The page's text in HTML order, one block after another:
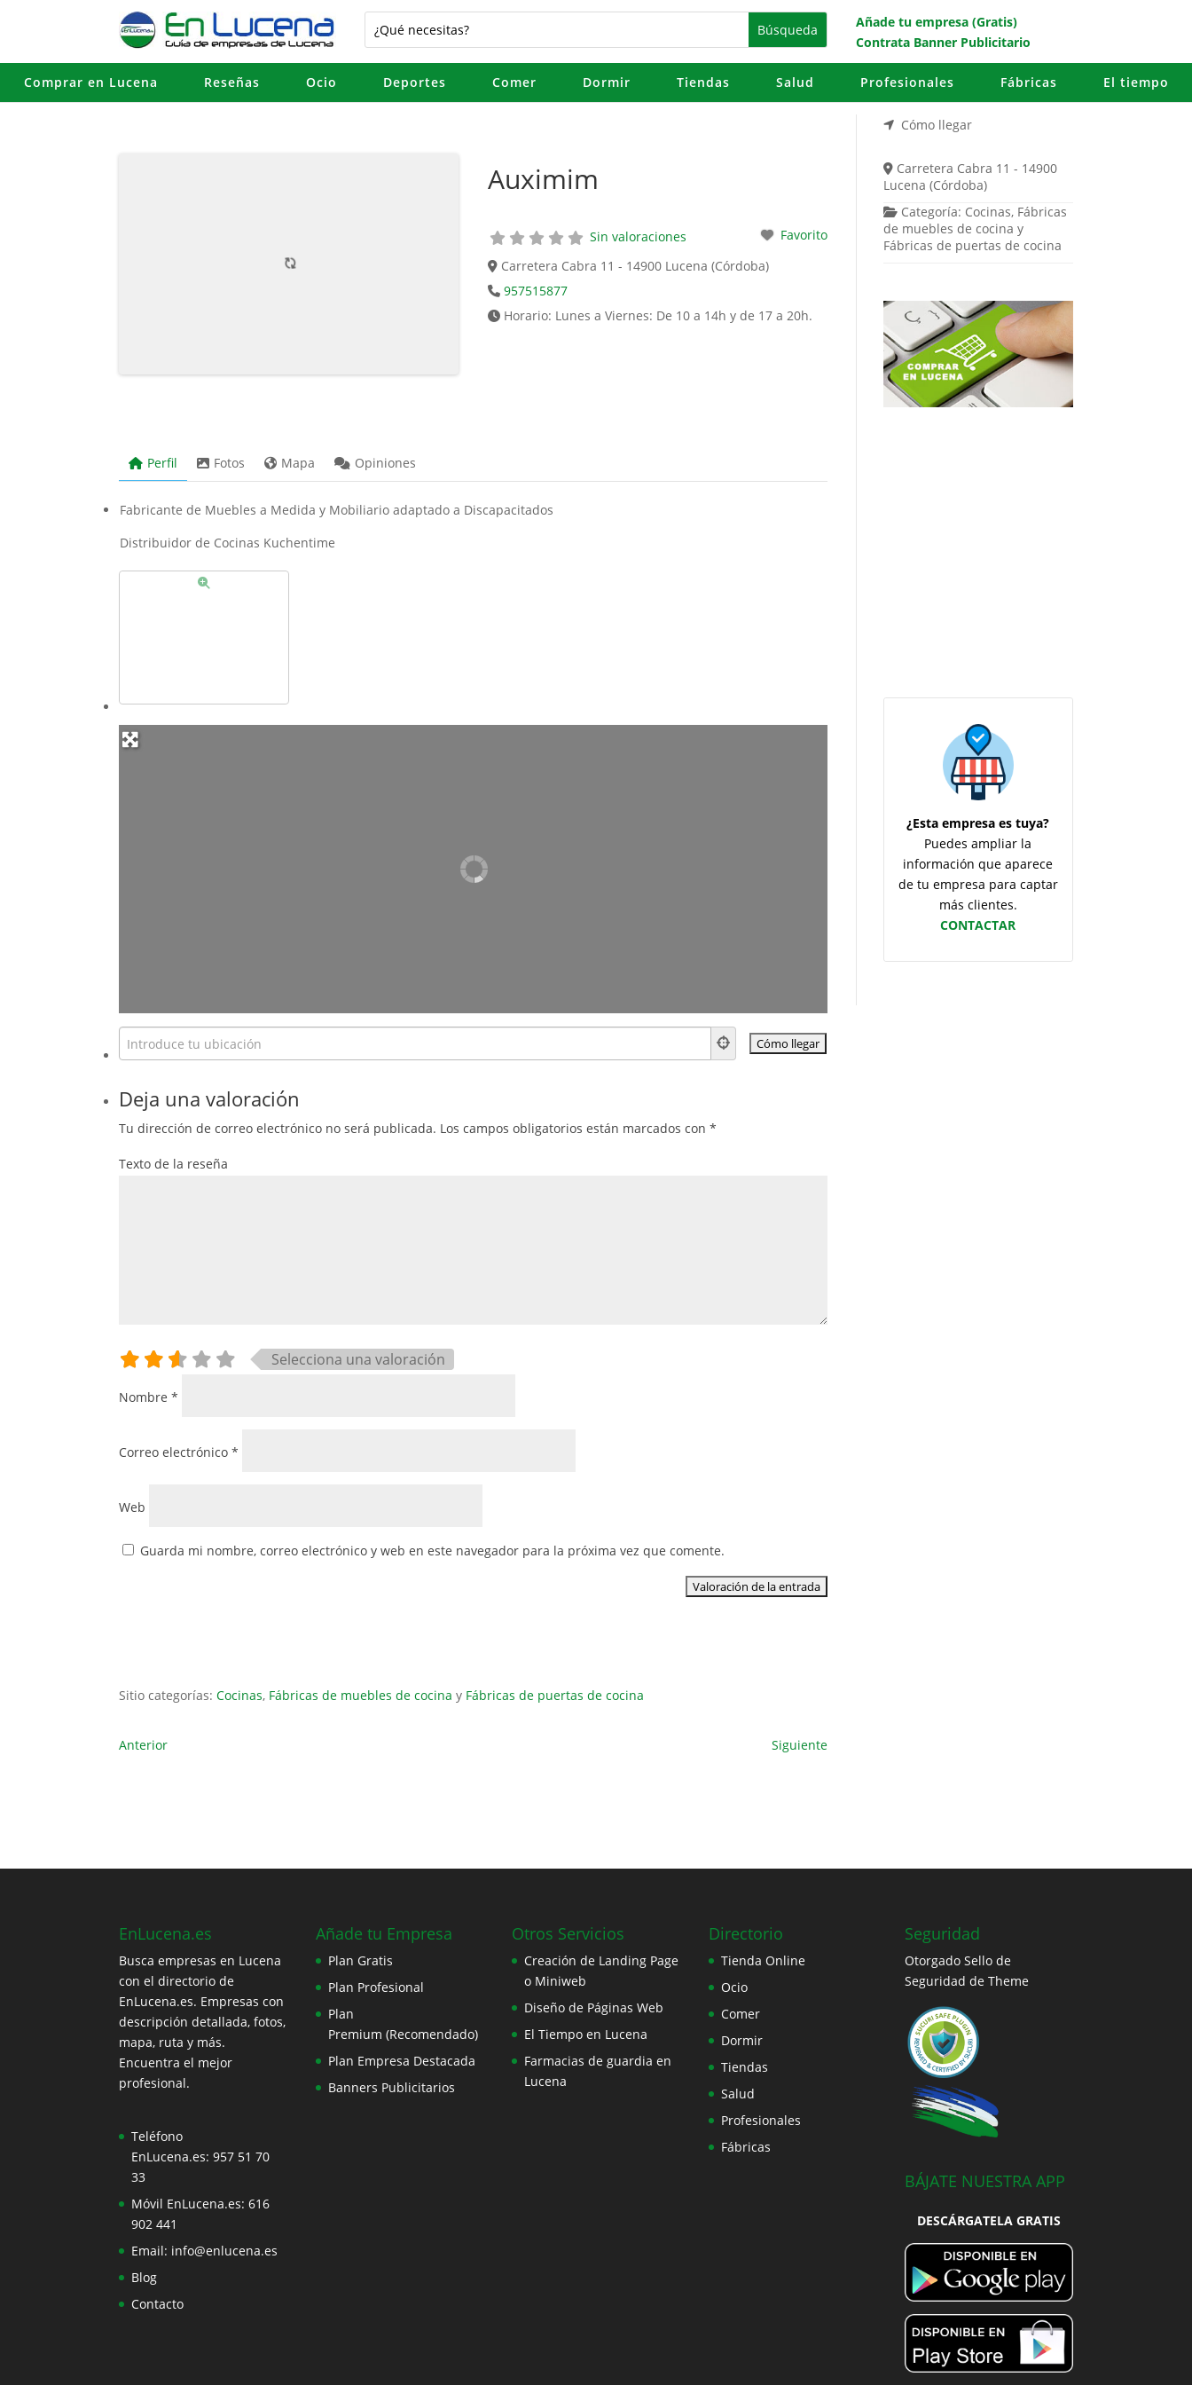
Añade tu empresa (Gratis)
Contrata Banner Publicitario
Comprar en Lucena Reseñas Ocio Deportes Comer Dormir Tiendas Salud Profesionales Fábricas El tiempo
Auximim
Sin valoraciones
Favorito
Carretera Cabra 11 - 14900 Lucena (Córdoba)
957515877
Horario: Lunes a Viernes: De 10 a 14h y de 17 a 20h.
Perfil Fotos Mapa Opiniones
Fabricante de Muebles a Medida y Mobiliario adaptado a Discapacitados
Distribuidor de Cocinas Kuchentime
Deja una valoración
Tu dirección de correo electrónico no será publicada. Los campos obligatorios están marcados con*
Texto de la reseña
Selecciona una valoración
Nombre*
Correo electrónico*
Web
Guarda mi nombre, correo electrónico y web en este navegador para la próxima vez que comente.
Sitio categorías:Cocinas, Fábricas de muebles de cocina y Fábricas de puertas de cocina
Anterior Siguiente
Cómo llegar
Carretera Cabra 11 - 14900
Lucena (Córdoba)
Categoría: Cocinas, Fábricas
de muebles de cocina y
Fábricas de puertas de cocina
¿Esta empresa es tuya?
Puedes ampliar la
información que aparece
de tu empresa para captar
más clientes.
CONTACTAR
EnLucena.es
Busca empresas en Lucena
con el directorio de
EnLucena.es. Empresas con
descripción detallada, fotos,
mapa, ruta y más.
Encuentra el mejor
profesional.
Teléfono
EnLucena.es: 957 51 70
33
Móvil EnLucena.es:616
902 441
Email: info@enlucena.es
Blog
Contacto
Añade tu Empresa
Plan Gratis
Plan Profesional
Plan
Premium (Recomendado)
Plan Empresa Destacada
Banners Publicitarios
Otros Servicios
Creación de Landing Page
o Miniweb
Diseño de Páginas Web
El Tiempo en Lucena
Farmacias de guardia en
Lucena
Directorio
Tienda Online
Ocio
Comer
Dormir
Tiendas
Salud
Profesionales
Fábricas
Seguridad
Otorgado Sello de
Seguridad de Theme
BÁJATE NUESTRA APP
DESCÁRGATELA GRATIS